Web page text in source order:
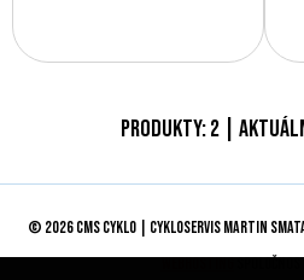
Produkty:2|
© 2026 CMS CYKLO | Cykloservis Martin